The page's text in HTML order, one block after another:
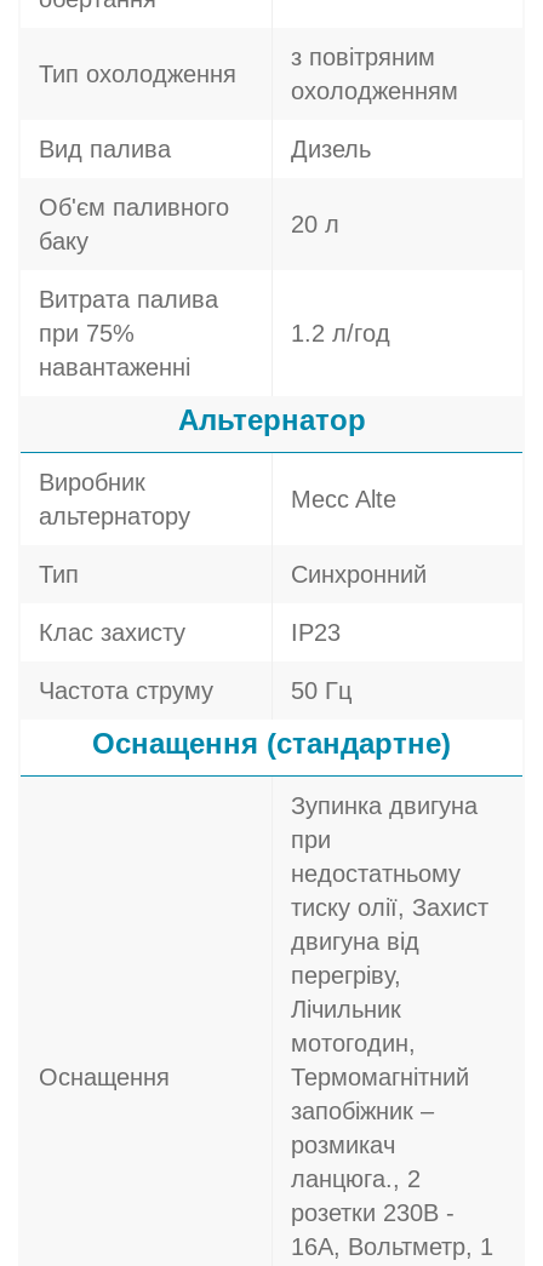
Тип охолодження
з повітряним
охолодженням
Вид палива Дизель
Об'єм паливного
баку
20 л
Витрата палива
при 75%
навантаженні
1.2 л/год
Альтернатор
Виробник
альтернатору
Mecc Alte
Тип Синхронний
Клас захисту IP23
Частота струму 50 Гц
Оснащення (стандартне)
Оснащення
Зупинка двигуна
при
недостатньому
тиску олії, Захист
двигуна від
перегріву,
Лічильник
мотогодин,
Термомагнітний
запобіжник –
розмикач
ланцюга., 2
розетки 230В -
16A, Вольтметр, 1